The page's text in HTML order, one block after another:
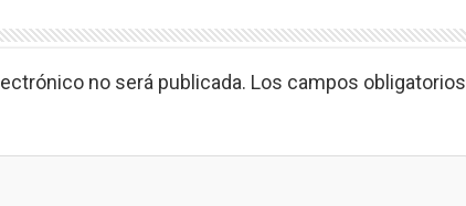
no será publicada. Los campos obligatorios